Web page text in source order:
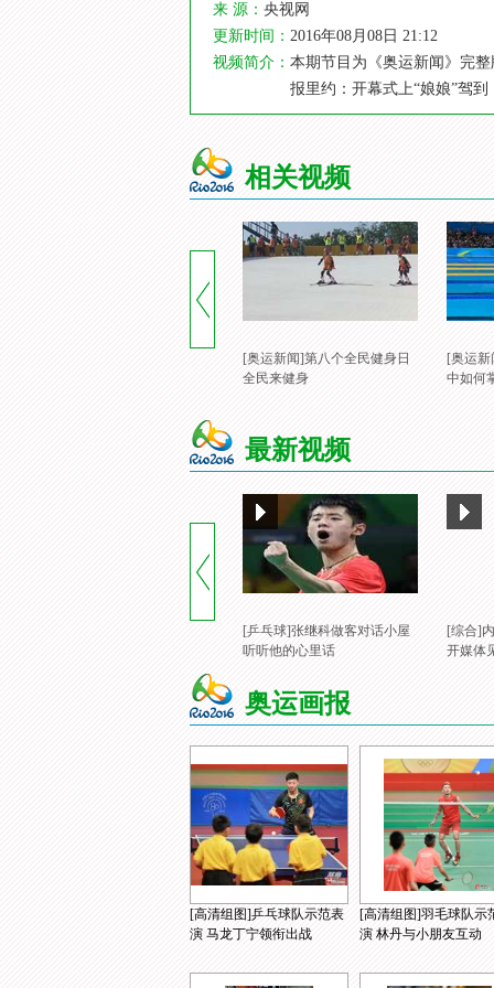
来 源： 央视网
更新时间： 2016年08月08日 21:12
视频简介： 本期节目为《奥运新闻》完
报里约：开幕式上“娘娘”驾
相关视频
[奥运新闻]第八个全民健身日
全民来健身
[奥运
中如何
最新视频
[乒乓球]张继科做客对话小屋
听听他的心里话
[综合]
开媒体
奥运画报
[高清组图]乒乓球队示范表
演 马龙丁宁领衔出战
[高清组图]羽毛球队示
演 林丹与小朋友互动